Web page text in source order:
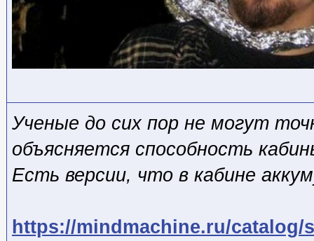
Ученые до сих пор не могут
объясняется способность
Есть версии, что в кабине
https://mindmachine.ru/catalog/